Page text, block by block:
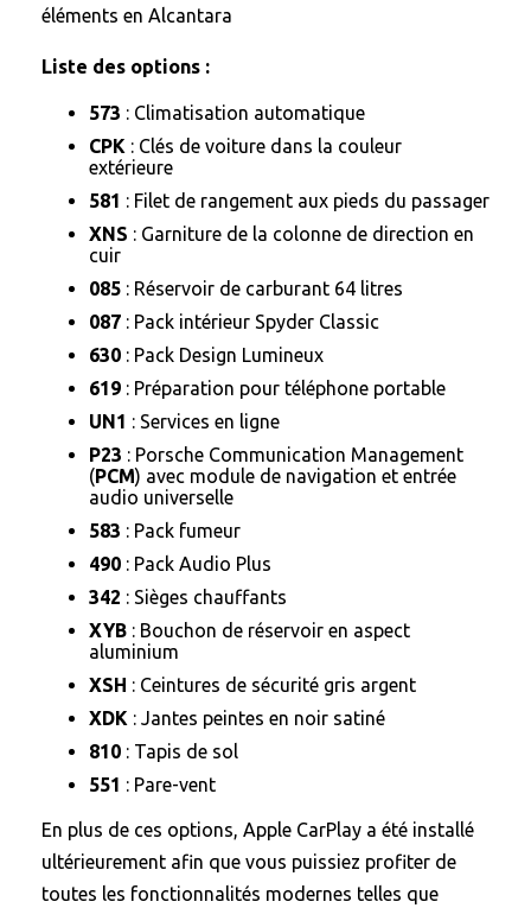
éléments en Alcantara
Liste des options :
573 : Climatisation automatique
CPK : Clés de voiture dans la couleur
extérieure
581 : Filet de rangement aux pieds du passager
XNS : Garniture de la colonne de direction en
cuir
085 : Réservoir de carburant 64 litres
087 : Pack intérieur Spyder Classic
630 : Pack Design Lumineux
619 : Préparation pour téléphone portable
UN1 : Services en ligne
P23 : Porsche Communication Management
(PCM) avec module de navigation et entrée
audio universelle
583 : Pack fumeur
490 : Pack Audio Plus
342 : Sièges chauffants
XYB : Bouchon de réservoir en aspect
aluminium
XSH : Ceintures de sécurité gris argent
XDK : Jantes peintes en noir satiné
810 : Tapis de sol
551 : Pare-vent
En plus de ces options, Apple CarPlay a été installé
ultérieurement afin que vous puissiez profiter de
toutes les fonctionnalités modernes telles que